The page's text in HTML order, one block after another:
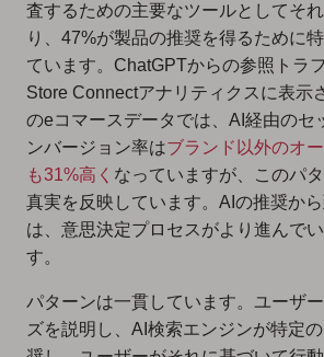
査するための主要なツールとしてそ
り、47%が製品の推奨を得るために
ています。ChatGPTからの参照トラ
Store Connectアナリティクスに表示
のeコマースデータでは、AI経由のセ
ンバージョン率はブランド以外のオ
も31%高く なっていますが、このパ
真実を反映しています。AIの推奨か
は、意思決定プロセスがより進んで
す。
パターンは一貫しています。ユーザ
ズを説明し、AI検索エンジンが特定